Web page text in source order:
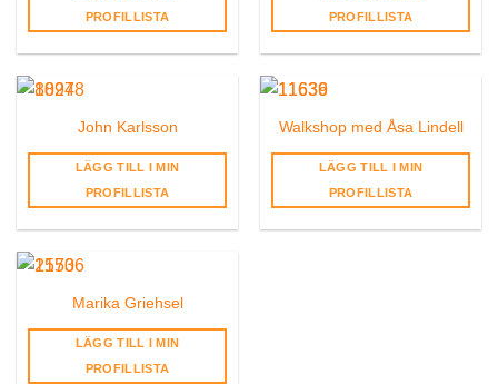
PROFILLISTA
PROFILLISTA
John Karlsson
LÄGG TILL I MIN
PROFILLISTA
Walkshop med Åsa Lindell
LÄGG TILL I MIN
PROFILLISTA
Marika Griehsel
LÄGG TILL I MIN
PROFILLISTA